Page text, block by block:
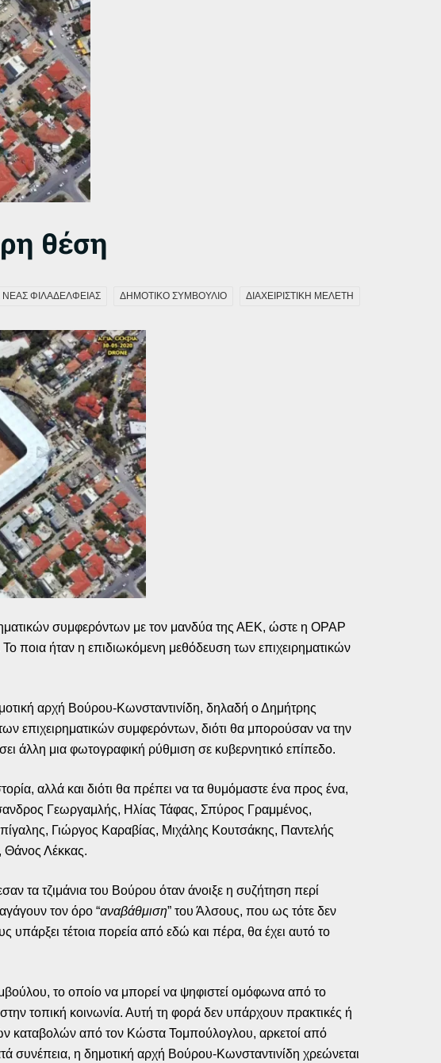
θέση
ΦΙΛΑΔΕΛΦΕΙΑΣ ΔΗΜΟΤΙΚΟ ΣΥΜΒΟΥΛΙΟ ΔΙΑΧΕΙΡΙΣΤΙΚΗ ΜΕΛΕΤΗ
συμφερόντων με τον μανδύα της ΑΕΚ, ώστε η OPAP
ποια ήταν η επιδιωκόμενη μεθόδευση των επιχειρηματικών
αρχή Βούρου-Κωνσταντινίδη, δηλαδή ο Δημήτρης
επιχειρηματικών συμφερόντων, διότι θα μπορούσαν να την
άλλη μια φωτογραφική ρύθμιση σε κυβερνητικό επίπεδο.
αλλά και διότι θα πρέπει να τα θυμόμαστε ένα προς ένα,
Γεωργαμλής, Ηλίας Τάφας, Σπύρος Γραμμένος,
Γιώργος Καραβίας, Μιχάλης Κουτσάκης, Παντελής
Θάνος Λέκκας.
τα τζιμάνια του Βούρου όταν άνοιξε η συζήτηση περί
τον όρο “αναβάθμιση” του Άλσους, που ως τότε δεν
τέτοια πορεία από εδώ και πέρα, θα έχει αυτό το
το οποίο να μπορεί να ψηφιστεί ομόφωνα από το
τοπική κοινωνία. Αυτή τη φορά δεν υπάρχουν πρακτικές ή
καταβολών από τον Κώστα Τομπούλογλου, αρκετοί από
συνέπεια, η δημοτική αρχή Βούρου-Κωνσταντινίδη χρεώνεται